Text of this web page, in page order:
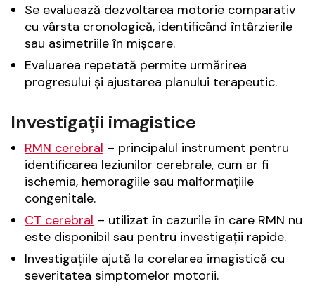
Se evaluează dezvoltarea motorie comparativ
cu vârsta cronologică, identificând întârzierile
sau asimetriile în mișcare.
Evaluarea repetată permite urmărirea
progresului și ajustarea planului terapeutic.
Investigații imagistice
RMN cerebral – principalul instrument pentru
identificarea leziunilor cerebrale, cum ar fi
ischemia, hemoragiile sau malformațiile
congenitale.
CT cerebral – utilizat în cazurile în care RMN nu
este disponibil sau pentru investigații rapide.
Investigațiile ajută la corelarea imagistică cu
severitatea simptomelor motorii.